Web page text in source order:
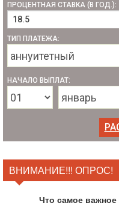
ПРОЦЕНТНАЯ СТАВКА (В ГОД.):
ТИП ПЛАТЕЖА:
НАЧАЛО ВЫПЛАТ:
ВНИМАНИЕ!!! ОПРОС!
Что самое